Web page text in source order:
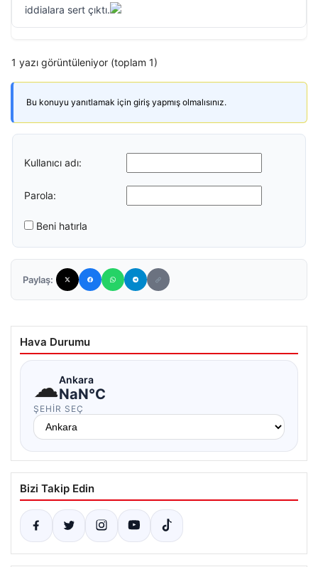
iddialara sert çıktı.
1 yazı görüntüleniyor (toplam 1)
Bu konuyu yanıtlamak için giriş yapmış olmalısınız.
Kullanıcı adı:
Parola:
Beni hatırla
Paylaş:
Hava Durumu
☁Ankara
NaN°C
ŞEHIR SEÇ
Bizi Takip Edin